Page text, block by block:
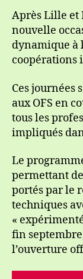
Après Lille et
nouvelle
dynamique à
coopérations
Ces journées
aux OFS en
tous les
impliqués
Le
permettant
portés par le
techniques
«
fin
l’ouverture